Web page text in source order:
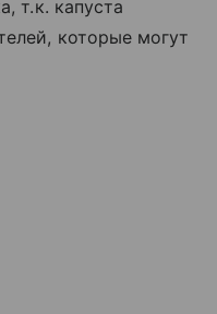
т.к. капуста
которые могут